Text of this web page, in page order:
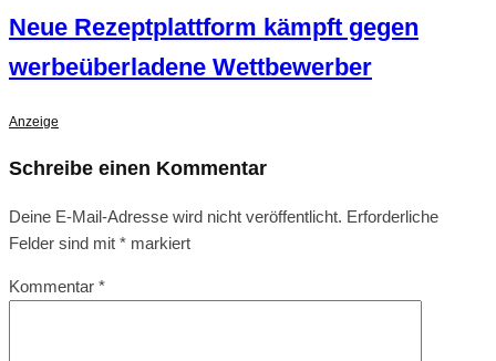
Neue Rezeptplattform kämpft gegen
werbeüberladene Wettbewerber
Anzeige
Schreibe einen Kommentar
Deine E-Mail-Adresse wird nicht veröffentlicht. Erforderliche
Felder sind mit * markiert
Kommentar *